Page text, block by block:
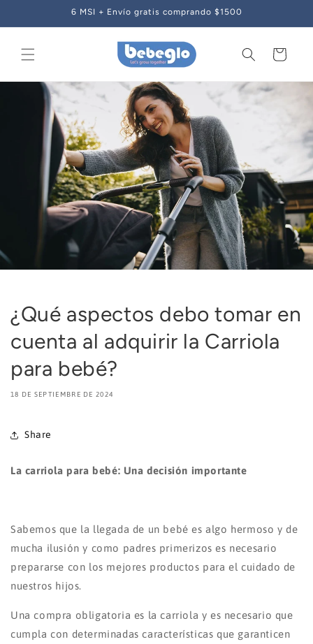
directamente
al contenido
6 MSI + Envío gratis comprando $1500
Carrito
¿Qué aspectos debo tomar en
cuenta al adquirir la Carriola
para bebé?
18 DE SEPTIEMBRE DE 2024
Share
La carriola para bebé: Una decisión importante
Sabemos que la llegada de un bebé es algo hermoso y de
mucha ilusión y como padres primerizos es necesario
prepararse con los mejores productos para el cuidado de
nuestros hijos.
Una compra obligatoria es la carriola y es necesario que
cumpla con determinadas características que garanticen